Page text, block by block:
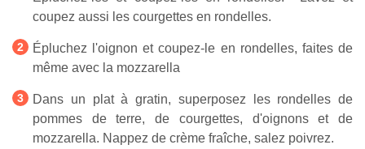
coupez aussi les courgettes en rondelles.
Épluchez l'oignon et coupez-le en rondelles, faites de
même avec la mozzarella
Dans un plat à gratin, superposez les rondelles de
pommes de terre, de courgettes, d'oignons et de
mozzarella. Nappez de crème fraîche, salez poivrez.